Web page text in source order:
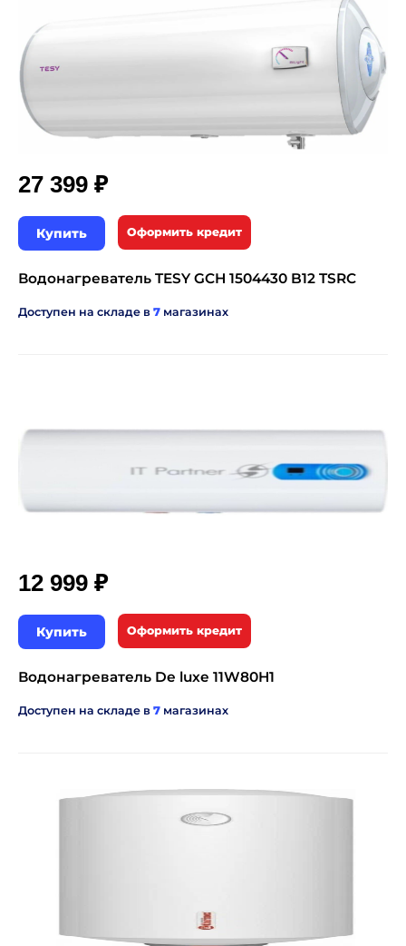
27 399 ₽
Купить Оформить кредит
Водонагреватель TESY GCH 1504430 B12 TSRC
Доступен на складе в 7 магазинах
12 999 ₽
Купить Оформить кредит
Водонагреватель De luxe 11W80H1
Доступен на складе в 7 магазинах